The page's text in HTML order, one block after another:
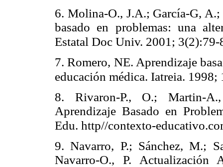
6. Molina-O., J.A.; García-G,
basado en problemas: una
Estatal Doc Univ. 2001; 3(2):79-
7. Romero, NE. Aprendizaje
educación médica. Iatreia. 1998;
8.
Rivaron-P., O.; Martin-
Aprendizaje Basado en
Edu. http//contexto-
9. Navarro, P.; Sánchez, M.;
Navarro-O., P. Actualización